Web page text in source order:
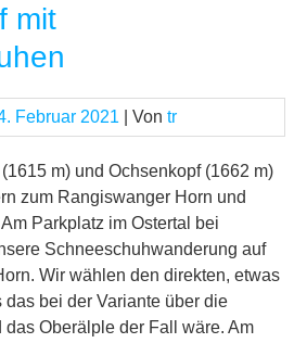
mit
Februar 2021 | Von tr
m) und Ochsenkopf (1662 m)
zum Rangiswanger Horn und
Parkplatz im Ostertal bei
Schneeschuhwanderung auf
Wir wählen den direkten, etwas
bei der Variante über die
das Oberälple der Fall wäre. Am